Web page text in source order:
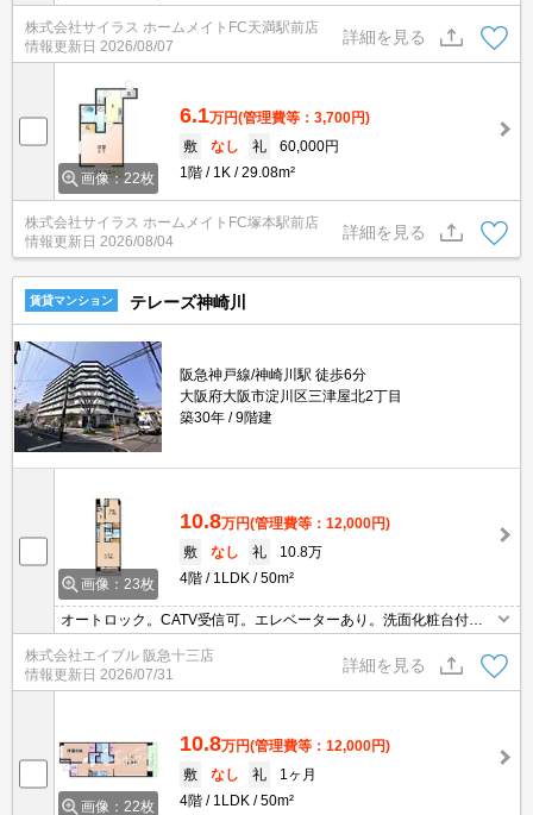
株式会社サイラス ホームメイトFC天満駅前店
情報更新日 2026/08/07
詳細を見る
画像：22枚
6.1万円(管理費等：3,700円)
敷
なし 礼
60,000円
1階
1K 29.08m²
株式会社サイラス ホームメイトFC塚本駅前店
情報更新日 2026/08/04
詳細を見る
賃貸マンション テレーズ神崎川
阪急神戸線/神崎川駅 徒歩6分
大阪府大阪市淀川区三津屋北2丁目
築30年
9階建
画像：23枚
10.8万円(管理費等：12,000円)
敷
なし 礼
10.8万
4階
1LDK 50m²
オートロック。CATV受信可。エレベーターあり。洗面化粧台付
き。室内に洗濯機置場あり。ペット飼育の場合、礼金2ヵ月分増。
株式会社エイブル 阪急十三店
情報更新日 2026/07/31
詳細を見る
画像：22枚
10.8万円(管理費等：12,000円)
敷
なし 礼
1ヶ月
4階
1LDK 50m²